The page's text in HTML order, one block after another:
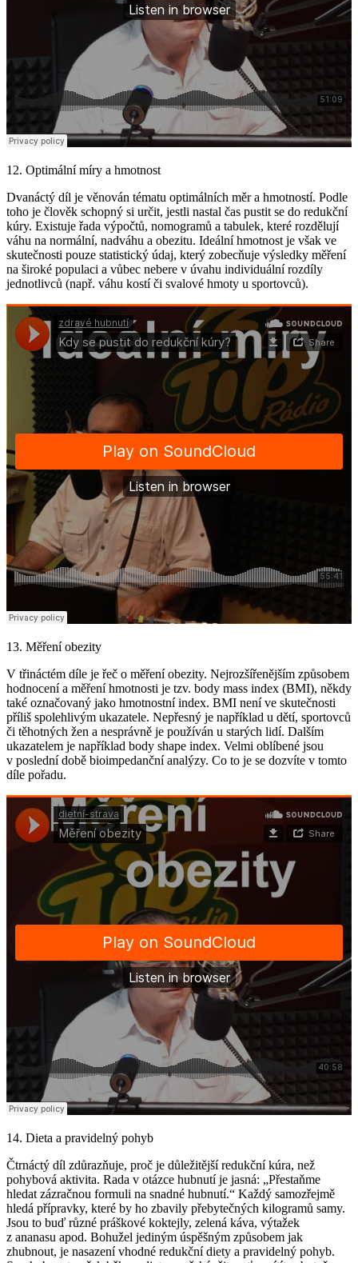
12. Optimální míry a hmotnost
Dvanáctý díl je věnován tématu optimálních měr a hmotností. Podle
toho je člověk schopný si určit, jestli nastal čas pustit se do redukční
kúry. Existuje řada výpočtů, nomogramů a tabulek, které rozdělují
váhu na normální, nadváhu a obezitu. Ideální hmotnost je však ve
skutečnosti pouze statistický údaj, který zobecňuje výsledky měření
na široké populaci a vůbec nebere v úvahu individuální rozdíly
jednotlivců (např. váhu kostí či svalové hmoty u sportovců).
13. Měření obezity
V třináctém díle je řeč o měření obezity. Nejrozšířenějším způsobem
hodnocení a měření hmotnosti je tzv. body mass index (BMI), někdy
také označovaný jako hmotnostní index. BMI není ve skutečnosti
příliš spolehlivým ukazatele. Nepřesný je například u dětí, sportovců
či těhotných žen a nesprávně je používán u starých lidí. Dalším
ukazatelem je například body shape index. Velmi oblíbené jsou
v poslední době bioimpedanční analýzy. Co to je se dozvíte v tomto
díle pořadu.
14. Dieta a pravidelný pohyb
Čtrnáctý díl zdůrazňuje, proč je důležitější redukční kúra, než
pohybová aktivita. Rada v otázce hubnutí je jasná: „Přestaňme
hledat zázračnou formuli na snadné hubnutí.“ Každý samozřejmě
hledá přípravky, které by ho zbavily přebytečných kilogramů samy.
Jsou to buď různé práškové koktejly, zelená káva, výtažek
z ananasu apod. Bohužel jediným úspěšným způsobem jak
zhubnout, je nasazení vhodné redukční diety a pravidelný pohyb.